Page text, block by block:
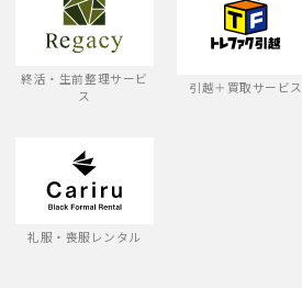
終活・生前整理サービ
ス
引越＋買取サービス
礼服・喪服レンタル